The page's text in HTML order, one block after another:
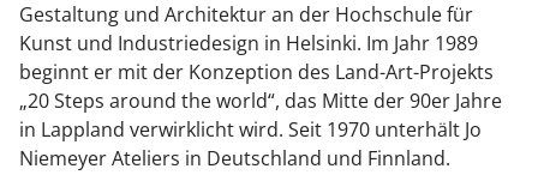
Gestaltung und Architektur an der Hochschule für
Kunst und Industriedesign in Helsinki. Im Jahr 1989
beginnt er mit der Konzeption des Land-Art-Projekts
„20 Steps around the world“, das Mitte der 90er Jahre
in Lappland verwirklicht wird. Seit 1970 unterhält Jo
Niemeyer Ateliers in Deutschland und Finnland.